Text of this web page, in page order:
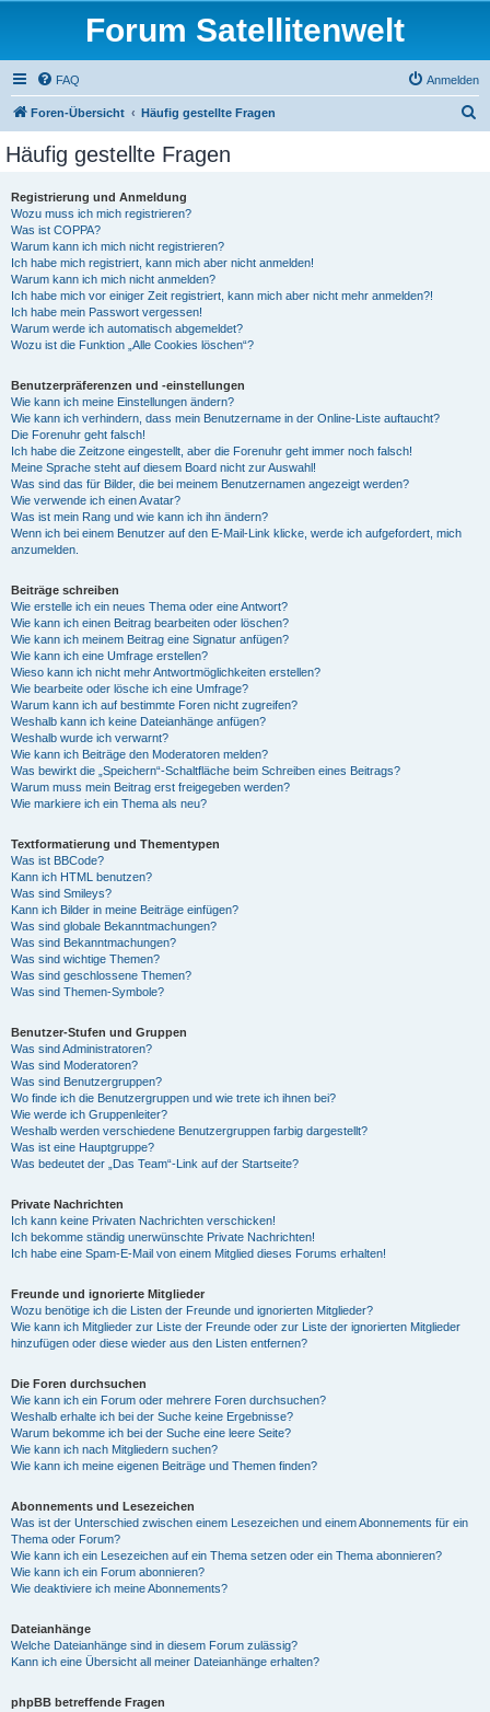
Forum Satellitenwelt
FAQ Anmelden
Foren-Übersicht Häufig gestellte Fragen
Häufig gestellte Fragen
Registrierung und Anmeldung
Wozu muss ich mich registrieren?
Was ist COPPA?
Warum kann ich mich nicht registrieren?
Ich habe mich registriert, kann mich aber nicht anmelden!
Warum kann ich mich nicht anmelden?
Ich habe mich vor einiger Zeit registriert, kann mich aber nicht mehr anmelden?!
Ich habe mein Passwort vergessen!
Warum werde ich automatisch abgemeldet?
Wozu ist die Funktion „Alle Cookies löschen“?
Benutzerpräferenzen und -einstellungen
Wie kann ich meine Einstellungen ändern?
Wie kann ich verhindern, dass mein Benutzername in der Online-Liste auftaucht?
Die Forenuhr geht falsch!
Ich habe die Zeitzone eingestellt, aber die Forenuhr geht immer noch falsch!
Meine Sprache steht auf diesem Board nicht zur Auswahl!
Was sind das für Bilder, die bei meinem Benutzernamen angezeigt werden?
Wie verwende ich einen Avatar?
Was ist mein Rang und wie kann ich ihn ändern?
Wenn ich bei einem Benutzer auf den E-Mail-Link klicke, werde ich aufgefordert, mich
anzumelden.
Beiträge schreiben
Wie erstelle ich ein neues Thema oder eine Antwort?
Wie kann ich einen Beitrag bearbeiten oder löschen?
Wie kann ich meinem Beitrag eine Signatur anfügen?
Wie kann ich eine Umfrage erstellen?
Wieso kann ich nicht mehr Antwortmöglichkeiten erstellen?
Wie bearbeite oder lösche ich eine Umfrage?
Warum kann ich auf bestimmte Foren nicht zugreifen?
Weshalb kann ich keine Dateianhänge anfügen?
Weshalb wurde ich verwarnt?
Wie kann ich Beiträge den Moderatoren melden?
Was bewirkt die „Speichern“-Schaltfläche beim Schreiben eines Beitrags?
Warum muss mein Beitrag erst freigegeben werden?
Wie markiere ich ein Thema als neu?
Textformatierung und Thementypen
Was ist BBCode?
Kann ich HTML benutzen?
Was sind Smileys?
Kann ich Bilder in meine Beiträge einfügen?
Was sind globale Bekanntmachungen?
Was sind Bekanntmachungen?
Was sind wichtige Themen?
Was sind geschlossene Themen?
Was sind Themen-Symbole?
Benutzer-Stufen und Gruppen
Was sind Administratoren?
Was sind Moderatoren?
Was sind Benutzergruppen?
Wo finde ich die Benutzergruppen und wie trete ich ihnen bei?
Wie werde ich Gruppenleiter?
Weshalb werden verschiedene Benutzergruppen farbig dargestellt?
Was ist eine Hauptgruppe?
Was bedeutet der „Das Team“-Link auf der Startseite?
Private Nachrichten
Ich kann keine Privaten Nachrichten verschicken!
Ich bekomme ständig unerwünschte Private Nachrichten!
Ich habe eine Spam-E-Mail von einem Mitglied dieses Forums erhalten!
Freunde und ignorierte Mitglieder
Wozu benötige ich die Listen der Freunde und ignorierten Mitglieder?
Wie kann ich Mitglieder zur Liste der Freunde oder zur Liste der ignorierten Mitglieder
hinzufügen oder diese wieder aus den Listen entfernen?
Die Foren durchsuchen
Wie kann ich ein Forum oder mehrere Foren durchsuchen?
Weshalb erhalte ich bei der Suche keine Ergebnisse?
Warum bekomme ich bei der Suche eine leere Seite?
Wie kann ich nach Mitgliedern suchen?
Wie kann ich meine eigenen Beiträge und Themen finden?
Abonnements und Lesezeichen
Was ist der Unterschied zwischen einem Lesezeichen und einem Abonnements für ein
Thema oder Forum?
Wie kann ich ein Lesezeichen auf ein Thema setzen oder ein Thema abonnieren?
Wie kann ich ein Forum abonnieren?
Wie deaktiviere ich meine Abonnements?
Dateianhänge
Welche Dateianhänge sind in diesem Forum zulässig?
Kann ich eine Übersicht all meiner Dateianhänge erhalten?
phpBB betreffende Fragen